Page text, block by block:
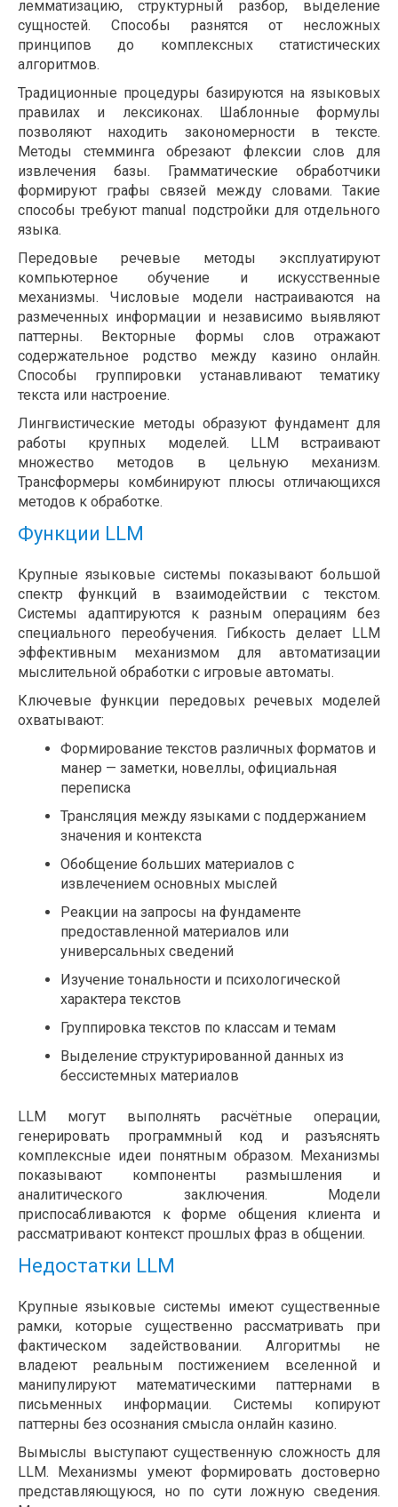
лемматизацию, структурный разбор, выделение
сущностей. Способы разнятся от несложных
принципов до комплексных статистических
алгоритмов.
Традиционные процедуры базируются на языковых
правилах и лексиконах. Шаблонные формулы
позволяют находить закономерности в тексте.
Методы стемминга обрезают флексии слов для
извлечения базы. Грамматические обработчики
формируют графы связей между словами. Такие
способы требуют manual подстройки для отдельного
языка.
Передовые речевые методы эксплуатируют
компьютерное обучение и искусственные
механизмы. Числовые модели настраиваются на
размеченных информации и независимо выявляют
паттерны. Векторные формы слов отражают
содержательное родство между казино онлайн.
Способы группировки устанавливают тематику
текста или настроение.
Лингвистические методы образуют фундамент для
работы крупных моделей. LLM встраивают
множество методов в цельную механизм.
Трансформеры комбинируют плюсы отличающихся
методов к обработке.
Функции LLM
Крупные языковые системы показывают большой
спектр функций в взаимодействии с текстом.
Системы адаптируются к разным операциям без
специального переобучения. Гибкость делает LLM
эффективным механизмом для автоматизации
мыслительной обработки с игровые автоматы.
Ключевые функции передовых речевых моделей
охватывают:
Формирование текстов различных форматов и
манер — заметки, новеллы, официальная
переписка
Трансляция между языками с поддержанием
значения и контекста
Обобщение больших материалов с
извлечением основных мыслей
Реакции на запросы на фундаменте
предоставленной материалов или
универсальных сведений
Изучение тональности и психологической
характера текстов
Группировка текстов по классам и темам
Выделение структурированной данных из
бессистемных материалов
LLM могут выполнять расчётные операции,
генерировать программный код и разъяснять
комплексные идеи понятным образом. Механизмы
показывают компоненты размышления и
аналитического заключения. Модели
приспосабливаются к форме общения клиента и
рассматривают контекст прошлых фраз в общении.
Недостатки LLM
Крупные языковые системы имеют существенные
рамки, которые существенно рассматривать при
фактическом задействовании. Алгоритмы не
владеют реальным постижением вселенной и
манипулируют математическими паттернами в
письменных информации. Системы копируют
паттерны без осознания смысла онлайн казино.
Вымыслы выступают существенную сложность для
LLM. Механизмы умеют формировать достоверно
представляющуюся, но по сути ложную сведения.